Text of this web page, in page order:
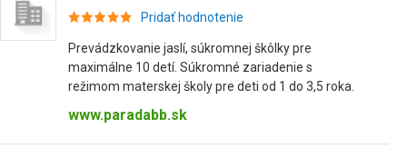
Pridať hodnotenie
Prevádzkovanie jaslí, súkromnej škôlky pre
maximálne 10 detí. Súkromné zariadenie s
režimom materskej školy pre deti od 1 do 3,5 roka.
www.paradabb.sk